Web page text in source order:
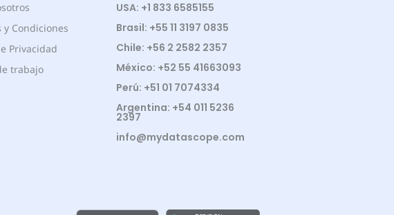
y Condiciones
Privacidad
trabajo
USA: +1 833 6585155
Brasil: +55 11 3197 0835
Chile: +56 2 2582 2357
México: +52 55 41663093
Perú: +51 01 7074334
Argentina: +54 011 5236
2397
info@mydatascope.com